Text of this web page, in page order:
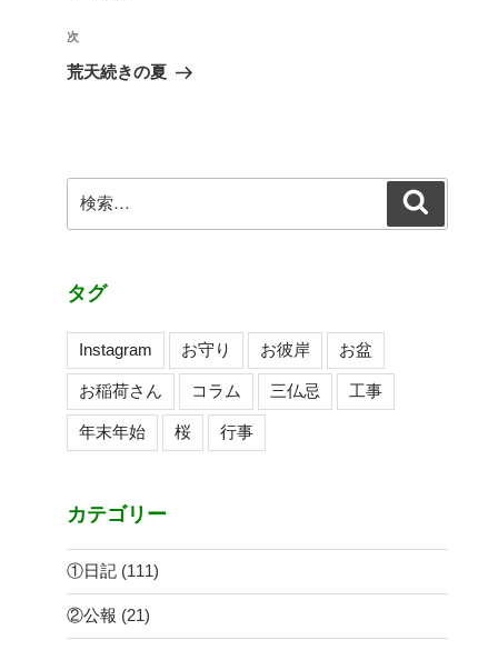
ビ
ゲ
ン
稿
次
の
次
荒天続きの夏
索:
タグ
Instagram お守り お彼岸 お盆
お稲荷さん コラム 三仏忌 工事
年末年始 桜 行事
カテゴリー
①日記 (111)
②公報 (21)